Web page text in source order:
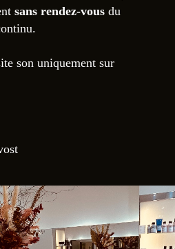
sans rendez-vous du
son uniquement sur